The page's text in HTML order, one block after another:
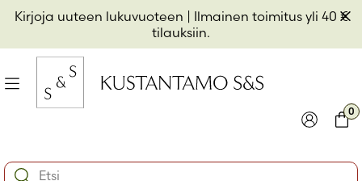
Kirjoja uuteen lukuvuoteen | Ilmainen toimitus yli 40 €
tilauksiin.
Hyppää
sisältöön
Valikko
0
Search: